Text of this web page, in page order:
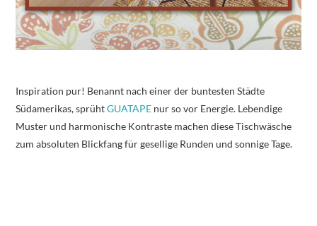
Inspiration pur! Benannt nach einer der buntesten Städte
Südamerikas, sprühtGUATAPE nur so vor Energie. Lebendige
Muster und harmonische Kontraste machen diese Tischwäsche
zum absoluten Blickfang für gesellige Runden und sonnige Tage.